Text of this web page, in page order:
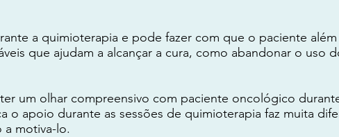
a quimioterapia e pode fazer com que o paciente
que ajudam a alcançar a cura, como abandonar o uso
um olhar compreensivo com paciente oncológico
o apoio durante as sessões de quimioterapia faz muita
motiva-lo.